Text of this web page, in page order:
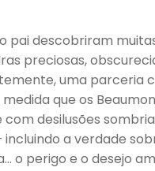
pai descobriram
preciosas,
uma parceria
que os
desilusões
a verdade
o perigo e o desejo